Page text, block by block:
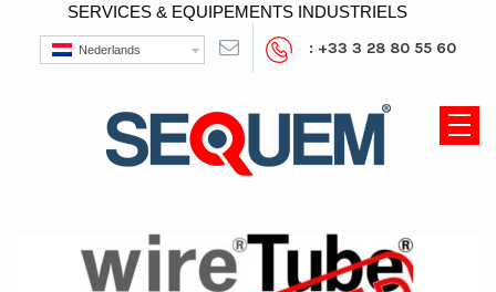
SERVICES & EQUIPEMENTS INDUSTRIELS
Nederlands : +33 3 28 80 55 60